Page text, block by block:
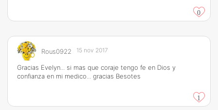
0
Rous0922 15 nov 2017
Gracias Evelyn... si mas que coraje tengo fe en Dios y
confianza en mi medico... gracias Besotes
1